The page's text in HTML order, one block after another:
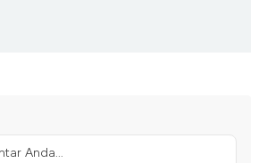
Anda...